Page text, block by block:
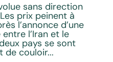
sans direction
prix peinent à
l’annonce d’une
l’Iran et le
pays se sont
de couloir...